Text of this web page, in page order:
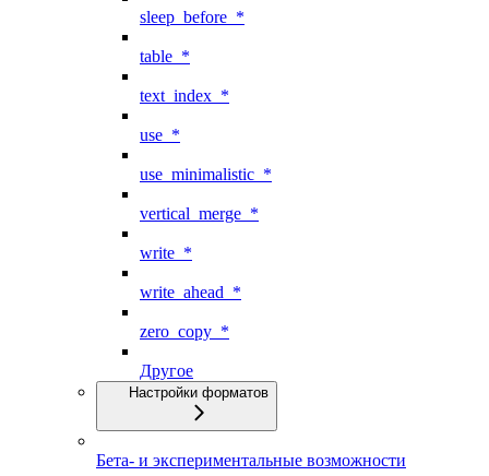
sleep_before_*
table_*
text_index_*
use_*
use_minimalistic_*
vertical_merge_*
write_*
write_ahead_*
zero_copy_*
Другое
Настройки форматов
Бета- и экспериментальные возможности